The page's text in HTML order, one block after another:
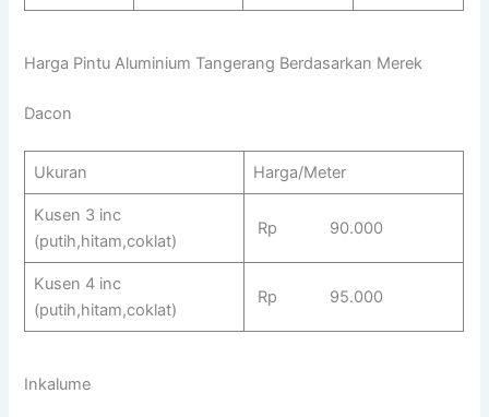
Harga Pintu Aluminium Tangerang Berdasarkan Merek
Dacon
Ukuran Harga/Meter
Kusen 3 inc
(putih,hitam,coklat)
Rp 90.000
Kusen 4 inc
(putih,hitam,coklat)
Rp 95.000
Inkalume